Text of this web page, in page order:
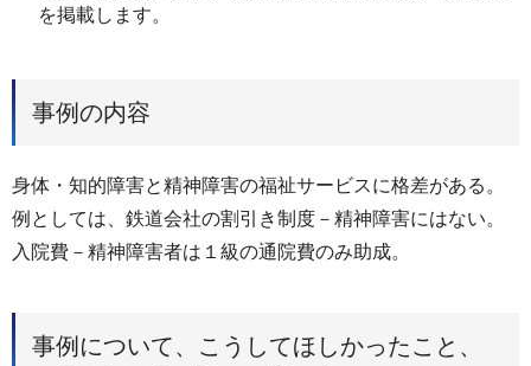
を掲載します。
事例の内容
身体・知的障害と精神障害の福祉サービスに格差がある。
例としては、鉄道会社の割引き制度－精神障害にはない。
入院費－精神障害者は１級の通院費のみ助成。
事例について、こうしてほしかったこと、